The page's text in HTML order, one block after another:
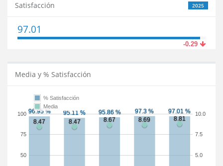
2025
Satisfacción
97.01
-0.29
Media y % Satisfacción
50
75
100
5.0
7.5
10.0
% Satisfacción
Media